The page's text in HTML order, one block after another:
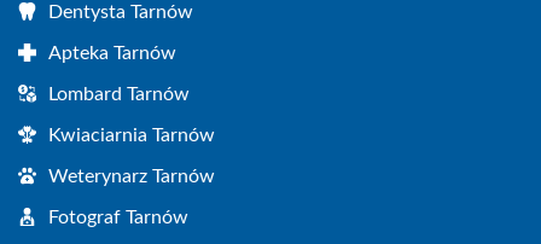
Dentysta Tarnów
Apteka Tarnów
Lombard Tarnów
Kwiaciarnia Tarnów
Weterynarz Tarnów
Fotograf Tarnów